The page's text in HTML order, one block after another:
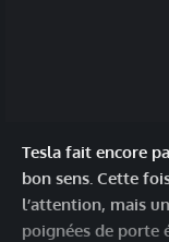
Tesla fait encore
bon sens. Cette
l’attention, mais
poignées de porte